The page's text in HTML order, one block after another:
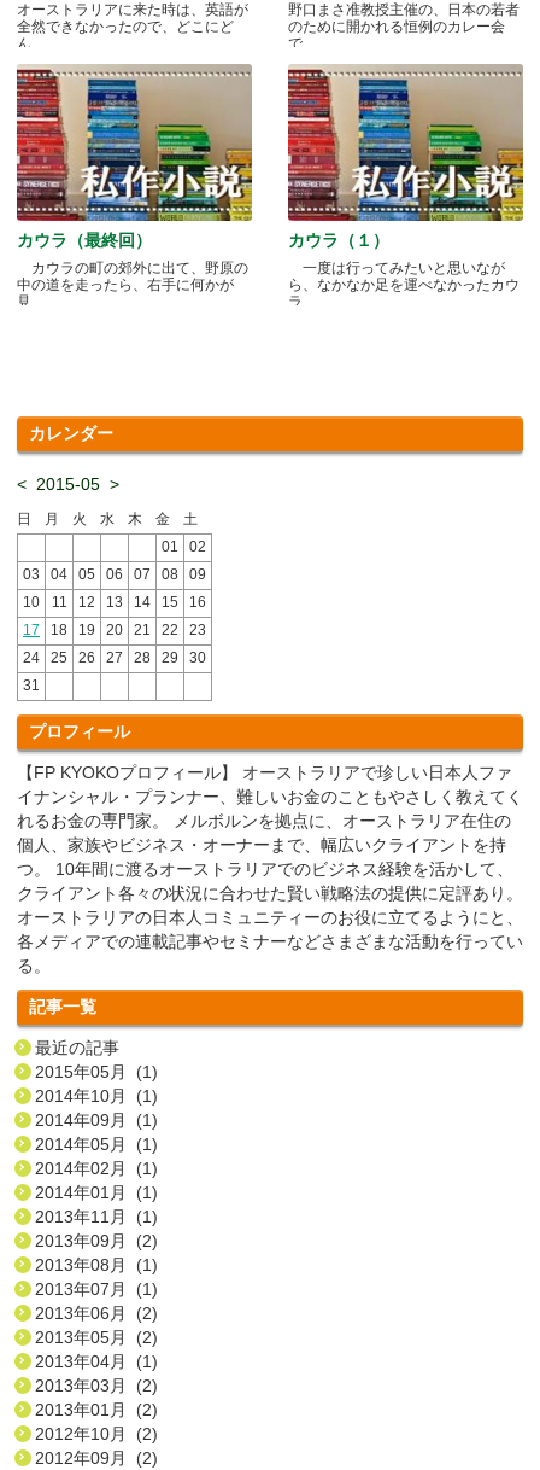
オーストラリアに来た時は、英語が
全然できなかったので、どこにど
ん.....
野口まさ准教授主催の、日本の若者
のために開かれる恒例のカレー会
で.....
カウラ（最終回）
カウラの町の郊外に出て、野原の
中の道を走ったら、右手に何かが
見.....
カウラ（１）
一度は行ってみたいと思いなが
ら、なかなか足を運べなかったカウ
ラ.....
カレンダー
< 2015-05 >
日 月 火 水 木 金
土
01
02
03
04 05 06 07 08
09
10
11 12 13 14 15
16
17
18 19 20 21 22
23
24
25 26 27 28 29
30
31
プロフィール
【FP KYOKOプロフィール】 オーストラリアで珍しい日本人ファ
イナンシャル・プランナー、難しいお金のこともやさしく教えてく
れるお金の専門家。 メルボルンを拠点に、オーストラリア在住の
個人、家族やビジネス・オーナーまで、幅広いクライアントを持
つ。 10年間に渡るオーストラリアでのビジネス経験を活かして、
クライアント各々の状況に合わせた賢い戦略法の提供に定評あり。
オーストラリアの日本人コミュニティーのお役に立てるようにと、
各メディアでの連載記事やセミナーなどさまざまな活動を行ってい
る。
記事一覧
最近の記事
2015年05月 (1)
2014年10月 (1)
2014年09月 (1)
2014年05月 (1)
2014年02月 (1)
2014年01月 (1)
2013年11月 (1)
2013年09月 (2)
2013年08月 (1)
2013年07月 (1)
2013年06月 (2)
2013年05月 (2)
2013年04月 (1)
2013年03月 (2)
2013年01月 (2)
2012年10月 (2)
2012年09月 (2)